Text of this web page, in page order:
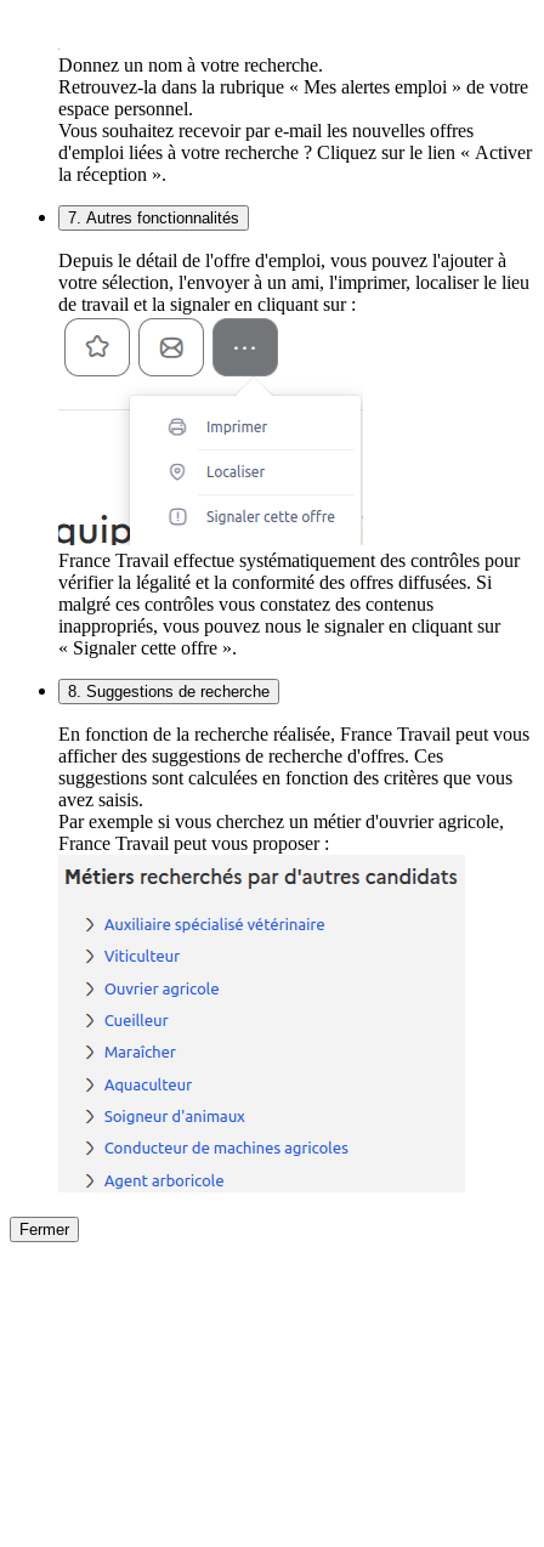
Donnez un nom à votre recherche.
Retrouvez-la dans la rubrique « Mes alertes emploi » de votre
espace personnel.
Vous souhaitez recevoir par e-mail les nouvelles offres
d'emploi liées à votre recherche ? Cliquez sur le lien « Activer
la réception ».
7. Autres fonctionnalités
Depuis le détail de l'offre d'emploi, vous pouvez l'ajouter à
votre sélection, l'envoyer à un ami, l'imprimer, localiser le lieu
de travail et la signaler en cliquant sur :
France Travail effectue systématiquement des contrôles pour
vérifier la légalité et la conformité des offres diffusées. Si
malgré ces contrôles vous constatez des contenus
inappropriés, vous pouvez nous le signaler en cliquant sur
« Signaler cette offre ».
8. Suggestions de recherche
En fonction de la recherche réalisée, France Travail peut vous
afficher des suggestions de recherche d'offres. Ces
suggestions sont calculées en fonction des critères que vous
avez saisis.
Par exemple si vous cherchez un métier d'ouvrier agricole,
France Travail peut vous proposer :
Fermer